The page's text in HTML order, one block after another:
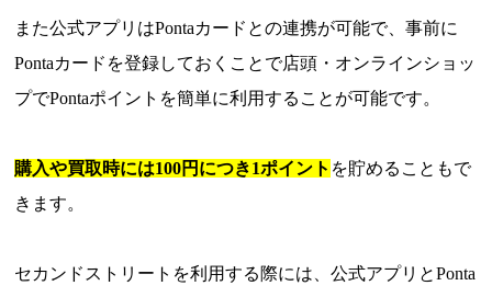
また公式アプリはPontaカードとの連携が可能で、事前に
Pontaカードを登録しておくことで店頭・オンラインショッ
プでPontaポイントを簡単に利用することが可能です。
購入や買取時には100円につき1ポイント を貯めることもで
きます。
セカンドストリートを利用する際には、公式アプリとPonta